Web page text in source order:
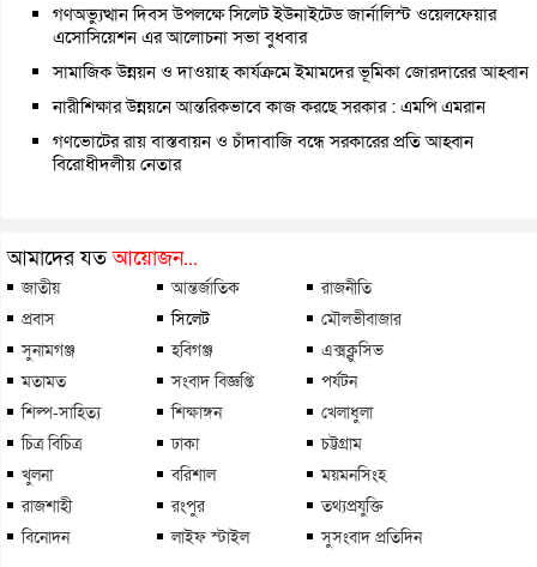
গণঅভ্যুত্থান দিবস উপলক্ষে সিলেট ইউনাইটেড জার্নালিস্ট ওয়েলফেয়ার
এসোসিয়েশন এর আলোচনা সভা বুধবার
সামাজিক উন্নয়ন ও দাওয়াহ কার্যক্রমে ইমামদের ভূমিকা জোরদারের আহ্বান
নারীশিক্ষার উন্নয়নে আন্তরিকভাবে কাজ করছে সরকার : এমপি এমরান
গণভোটের রায় বাস্তবায়ন ও চাঁদাবাজি বন্ধে সরকারের প্রতি আহ্বান
বিরোধীদলীয় নেতার
আমাদের যতআয়োজন...
জাতীয় আন্তর্জাতিক
রাজনীতি
প্রবাস
সিলেট
মৌলভীবাজার
সুনামগঞ্জ
হবিগঞ্জ
এক্সক্লুসিভ
মতামত
সংবাদ বিজ্ঞপ্তি
পর্যটন
শিল্প-সাহিত্য
শিক্ষাঙ্গন
খেলাধুলা
চিত্র বিচিত্র
ঢাকা
চট্টগ্রাম
খুলনা
বরিশাল
ময়মনসিংহ
রাজশাহী
রংপুর
তথ্যপ্রযুক্তি
বিনোদন
লাইফ স্টাইল সুসংবাদ প্রতিদিন